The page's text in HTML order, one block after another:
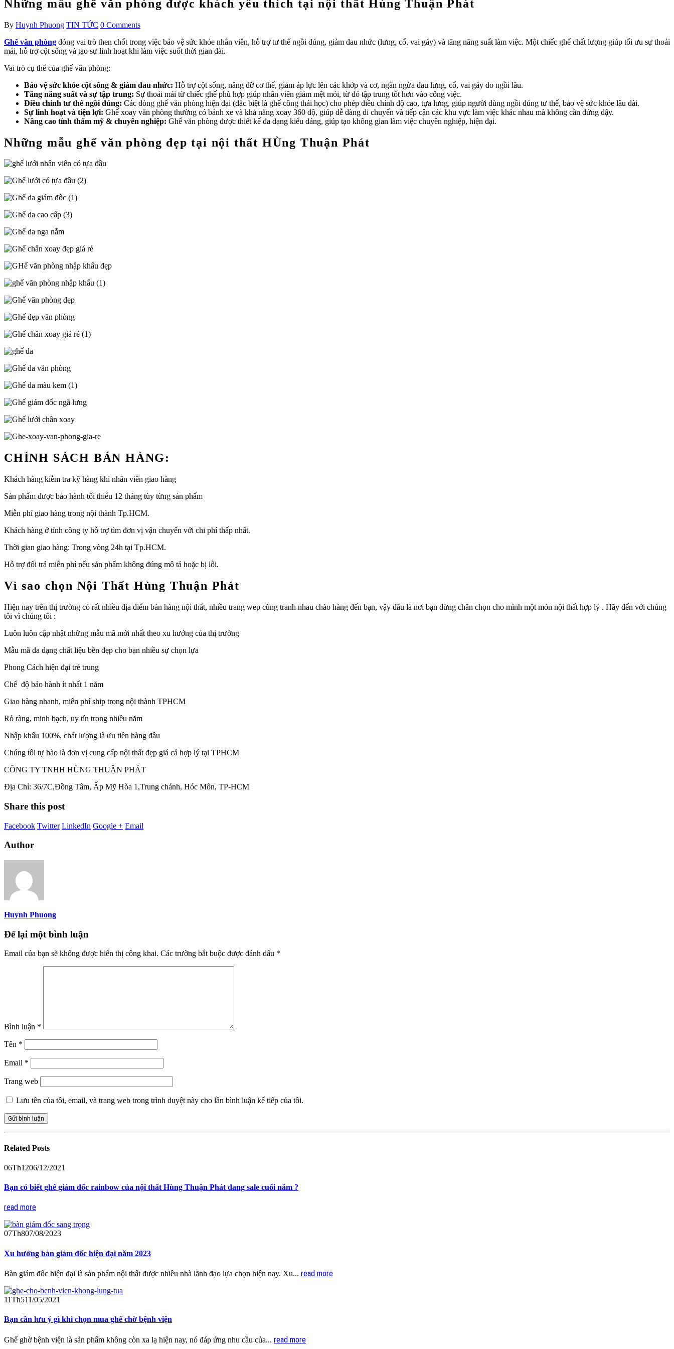
Những mẫu ghế văn phòng được khách yêu thích tại nội thất Hùng Thuận Phát
By Huynh Phuong TIN TỨC 0 Comments
Ghế văn phòng đóng vai trò then chốt trong việc bảo vệ sức khỏe nhân viên, hỗ trợ tư thế ngồi đúng, giảm đau nhức (lưng, cổ, vai gáy) và tăng năng suất làm việc. Một chiếc ghế chất lượng giúp tối ưu sự thoải
mái, hỗ trợ cột sống và tạo sự linh hoạt khi làm việc suốt thời gian dài.
Vai trò cụ thể của ghế văn phòng:
Bảo vệ sức khỏe cột sống & giảm đau nhức: Hỗ trợ cột sống, nâng đỡ cơ thể, giảm áp lực lên các khớp và cơ, ngăn ngừa đau lưng, cổ, vai gáy do ngồi lâu.
Tăng năng suất và sự tập trung: Sự thoải mái từ chiếc ghế phù hợp giúp nhân viên giảm mệt mỏi, từ đó tập trung tốt hơn vào công việc.
Điều chỉnh tư thế ngồi đúng: Các dòng ghế văn phòng hiện đại (đặc biệt là ghế công thái học) cho phép điều chỉnh độ cao, tựa lưng, giúp người dùng ngồi đúng tư thế, bảo vệ sức khỏe lâu dài.
Sự linh hoạt và tiện lợi: Ghế xoay văn phòng thường có bánh xe và khả năng xoay 360 độ, giúp dễ dàng di chuyển và tiếp cận các khu vực làm việc khác nhau mà không cần đứng dậy.
Nâng cao tính thẩm mỹ & chuyên nghiệp: Ghế văn phòng được thiết kế đa dạng kiểu dáng, giúp tạo không gian làm việc chuyên nghiệp, hiện đại.
Những mẫu ghế văn phòng đẹp tại nội thất HÙng Thuận Phát
CHÍNH SÁCH BÁN HÀNG:
Khách hàng kiễm tra kỹ hàng khi nhân viên giao hàng
Sản phẩm được bảo hành tối thiểu 12 tháng tùy từng sản phẩm
Miễn phí giao hàng trong nội thành Tp.HCM.
Khách hàng ở tỉnh công ty hỗ trợ tìm đơn vị vận chuyển với chi phí thấp nhất.
Thời gian giao hàng: Trong vòng 24h tại Tp.HCM.
Hỗ trợ đổi trả miễn phí nếu sản phẩm không đúng mô tả hoặc bị lỗi.
Vì sao chọn Nội Thất Hùng Thuận Phát
Hiện nay trên thị trường có rất nhiều địa điểm bán hàng nội thất, nhiều trang wep cũng tranh nhau chào hàng đến bạn, vậy đâu là nơi bạn dừng chân chọn cho mình một món nội thất hợp lý . Hãy đến với chúng
tôi vì chúng tôi :
Luôn luôn cập nhật những mẫu mã mới nhất theo xu hướng của thị trường
Mẫu mã đa dạng chất liệu bền đẹp cho bạn nhiều sự chọn lựa
Phong Cách hiện đại trẻ trung
Chế độ bảo hành ít nhất 1 năm
Giao hàng nhanh, miển phí ship trong nội thành TPHCM
Rỏ ràng, minh bạch, uy tín trong nhiều năm
Nhập khẩu 100%, chất lượng là ưu tiên hàng đầu
Chúng tôi tự hào là đơn vị cung cấp nội thất đẹp giá cả hợp lý tại TPHCM
CÔNG TY TNHH HÙNG THUẬN PHÁT
Địa Chỉ: 36/7C,Đồng Tâm, Ấp Mỹ Hòa 1,Trung chánh, Hóc Môn, TP-HCM
Share this post
Facebook Twitter LinkedIn Google + Email
Author
Huynh Phuong
Để lại một bình luận
Email của bạn sẽ không được hiển thị công khai. Các trường bắt buộc được đánh dấu *
Bình luận *
Tên *
Email *
Trang web
Lưu tên của tôi, email, và trang web trong trình duyệt này cho lần bình luận kế tiếp của tôi.
Related Posts
06Th1206/12/2021
Bạn có biết ghế giám đốc rainbow của nội thất Hùng Thuận Phát đang sale cuối năm ?
read more
07Th807/08/2023
Xu hướng bàn giám đốc hiện đại năm 2023
Bàn giám đốc hiện đại là sản phẩm nội thất được nhiều nhà lãnh đạo lựa chọn hiện nay. Xu... read more
11Th511/05/2021
Bạn cần lưu ý gì khi chọn mua ghế chờ bệnh viện
Ghế ghờ bệnh viện là sản phẩm không còn xa lạ hiện nay, nó đáp ứng nhu cầu của... read more